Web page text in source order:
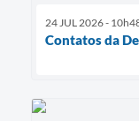
24 JUL 2026 -
Contatos da